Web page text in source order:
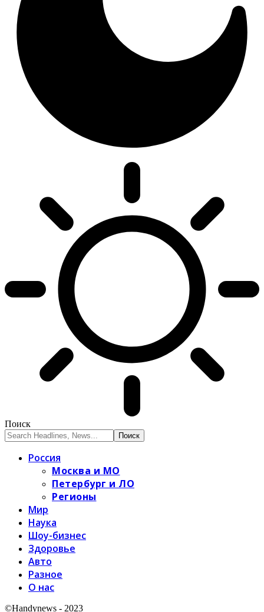
Поиск
Россия
Москва и МО
Петербург и ЛО
Регионы
Мир
Наука
Шоу-бизнес
Здоровье
Авто
Разное
О нас
©Handynews - 2023